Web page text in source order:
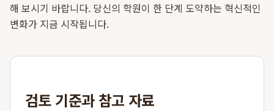
해 보시기 바랍니다. 당신의 학원이 한 단계 도약하는 혁신적인
변화가 지금 시작됩니다.
검토 기준과 참고 자료